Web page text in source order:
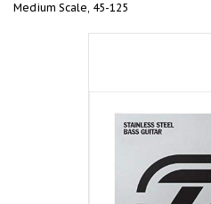
Medium Scale, 45-125